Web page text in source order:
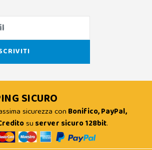
SICURO
sicurezza con Bonifico, PayPal,
su server sicuro 128bit.